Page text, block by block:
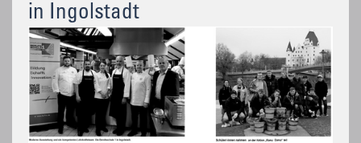
in Ingolstadt